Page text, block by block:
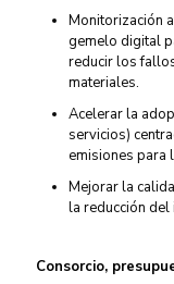
Monitorización
gemelo digital
reducir los
materiales.
Acelerar la
servicios)
emisiones para
Mejorar la
la reducción del
Consorcio,